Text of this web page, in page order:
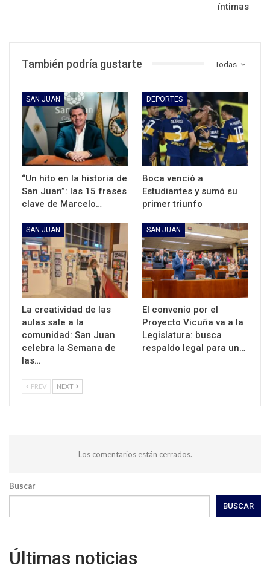
íntimas
Todas
También podría gustarte
SAN JUAN
“Un hito en la historia de
San Juan”: las 15 frases
clave de Marcelo…
DEPORTES
Boca venció a
Estudiantes y sumó su
primer triunfo
SAN JUAN
La creatividad de las
aulas sale a la
comunidad: San Juan
celebra la Semana de
las…
SAN JUAN
El convenio por el
Proyecto Vicuña va a la
Legislatura: busca
respaldo legal para un…
PREV NEXT
Los comentarios están cerrados.
Buscar
BUSCAR
Últimas noticias